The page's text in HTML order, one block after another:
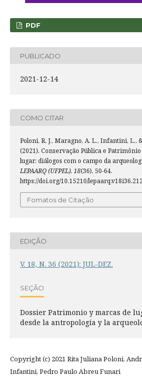
PDF
PUBLICADO
2021-12-14
COMO CITAR
Poloni, R. J., Maragno, A. L., Infantini, L.,
(2021). Conservação Pública e
lugar: diálogos com o campo da
LEPAARQ (UFPEL), 18(36), 50-64.
https://doi.org/10.15210/
Fomatos de Citação
EDIÇÃO
V. 18, N. 36 (2021): JUL-DEZ.
SEÇÃO
Dossier Patrimonio y marcas de
desde la antropología y la
Copyright (c) 2021 Rita Juliana Poloni,
Infantini, Pedro Paulo Abreu Funari